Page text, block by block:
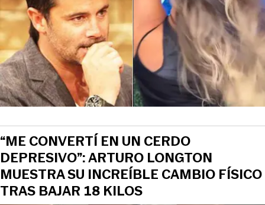
“ME CONVERTÍ EN UN CERDO
DEPRESIVO”: ARTURO LONGTON
MUESTRA SU INCREÍBLE CAMBIO FÍSICO
TRAS BAJAR 18 KILOS